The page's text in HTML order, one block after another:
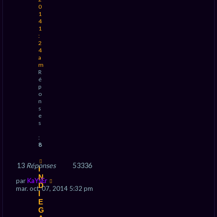
0
1
4
1
:
2
4
a
m
R
é
p
o
n
s
e
s
:
8
I
N
D
I
E
G
13 Réponses 53336
par KaYsEr
mar. oct. 07, 2014 5:32 pm